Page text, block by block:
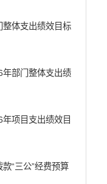
体支出绩效目标
部门整体支出绩
项目支出绩效目
“三公”经费预算